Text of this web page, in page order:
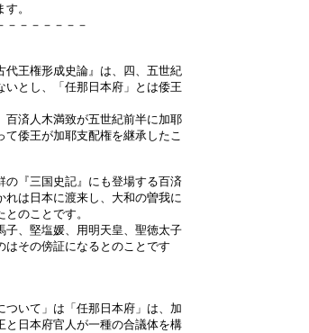
。
－－－－－
王権形成史論』は、四、五世紀
いとし、「任那日本府」とは倭王
済人木満致が五世紀前半に加耶
倭王が加耶支配権を継承したこ
『三国史記』にも登場する百済
は日本に渡来し、大和の曽我に
のことです。
、堅塩媛、用明天皇、聖徳太子
はその傍証になるとのことです
いて」は「任那日本府」は、加
と日本府官人が一種の合議体を構